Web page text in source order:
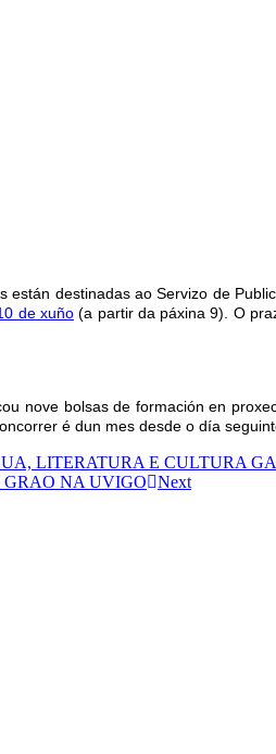
destinadas ao Servizo de
de xuño (a partir da páxina 9). O
nove bolsas de formación en
é dun mes desde o día
LITERATURA E CULTURA
GRAO NA UVIGO Next